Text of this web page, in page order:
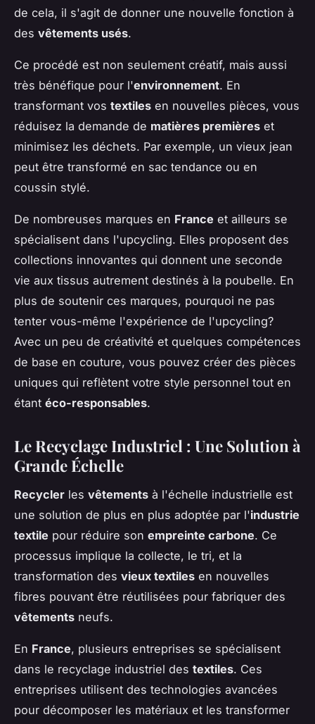
de cela, il s'agit de donner une nouvelle fonction à
des vêtements usés.
Ce procédé est non seulement créatif, mais aussi
très bénéfique pour l'environnement. En
transformant vos textiles en nouvelles pièces, vous
réduisez la demande de matières premières et
minimisez les déchets. Par exemple, un vieux jean
peut être transformé en sac tendance ou en
coussin stylé.
De nombreuses marques en France et ailleurs se
spécialisent dans l'upcycling. Elles proposent des
collections innovantes qui donnent une seconde
vie aux tissus autrement destinés à la poubelle. En
plus de soutenir ces marques, pourquoi ne pas
tenter vous-même l'expérience de l'upcycling?
Avec un peu de créativité et quelques compétences
de base en couture, vous pouvez créer des pièces
uniques qui reflètent votre style personnel tout en
étant éco-responsables.
Le Recyclage Industriel : Une Solution à
Grande Échelle
Recycler les vêtements à l'échelle industrielle est
une solution de plus en plus adoptée par l'industrie
textile pour réduire son empreinte carbone. Ce
processus implique la collecte, le tri, et la
transformation des vieux textiles en nouvelles
fibres pouvant être réutilisées pour fabriquer des
vêtements neufs.
En France, plusieurs entreprises se spécialisent
dans le recyclage industriel des textiles. Ces
entreprises utilisent des technologies avancées
pour décomposer les matériaux et les transformer